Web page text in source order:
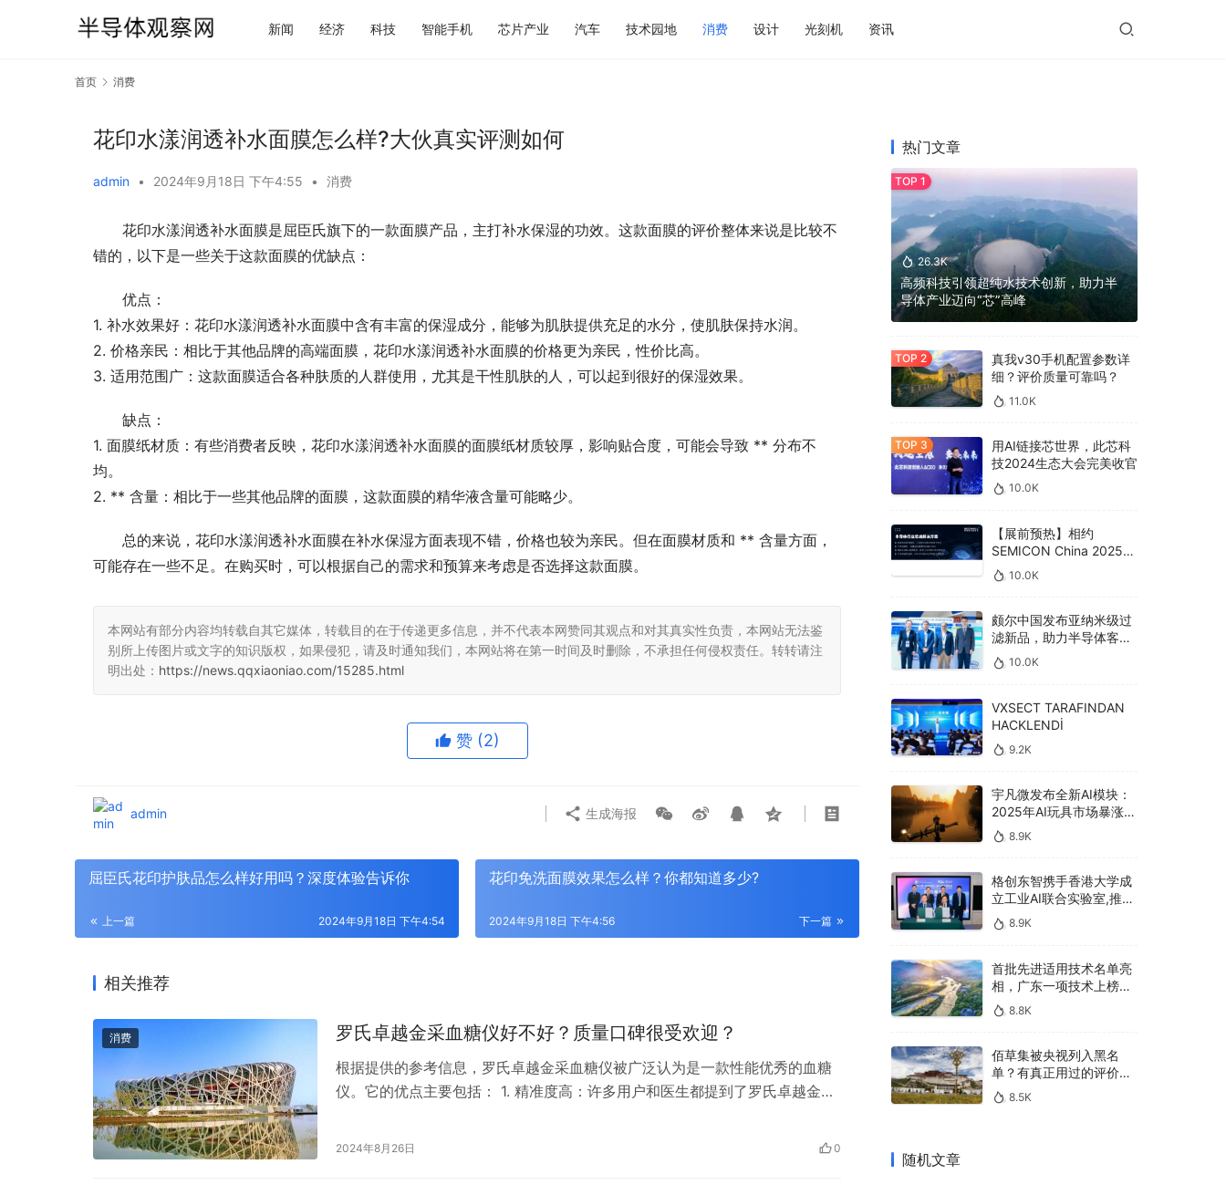
新闻 经济 科技 智能手机 芯片产业 汽车 技术园地 消费 设计 光刻机 资讯
首页 消费
花印水漾润透补水面膜怎么样?大伙真实评测如何
admin • 2024年9月18日 下午4:55 • 消费
花印水漾润透补水面膜是屈臣氏旗下的一款面膜产品，主打补水保湿的功效。这款面膜的评价整体来说是比较不
错的，以下是一些关于这款面膜的优缺点：
优点：
1. 补水效果好：花印水漾润透补水面膜中含有丰富的保湿成分，能够为肌肤提供充足的水分，使肌肤保持水润。
2. 价格亲民：相比于其他品牌的高端面膜，花印水漾润透补水面膜的价格更为亲民，性价比高。
3. 适用范围广：这款面膜适合各种肤质的人群使用，尤其是干性肌肤的人，可以起到很好的保湿效果。
缺点：
1. 面膜纸材质：有些消费者反映，花印水漾润透补水面膜的面膜纸材质较厚，影响贴合度，可能会导致 ** 分布不
均。
2. ** 含量：相比于一些其他品牌的面膜，这款面膜的精华液含量可能略少。
总的来说，花印水漾润透补水面膜在补水保湿方面表现不错，价格也较为亲民。但在面膜材质和 ** 含量方面，
可能存在一些不足。在购买时，可以根据自己的需求和预算来考虑是否选择这款面膜。
本网站有部分内容均转载自其它媒体，转载目的在于传递更多信息，并不代表本网赞同其观点和对其真实性负责，本网站无法鉴
别所上传图片或文字的知识版权，如果侵犯，请及时通知我们，本网站将在第一时间及时删除，不承担任何侵权责任。转转请注
明出处： https://news.qqxiaoniao.com/15285.html
赞 (2)
admin 生成海报
屈臣氏花印护肤品怎么样好用吗？深度体验告诉你
上一篇 2024年9月18日 下午4:54
花印免洗面膜效果怎么样？你都知道多少?
下一篇
2024年9月18日 下午4:56
相关推荐
消费 罗氏卓越金采血糖仪好不好？质量口碑很受欢迎？
根据提供的参考信息，罗氏卓越金采血糖仪被广泛认为是一款性能优秀的血糖
仪。它的优点主要包括： 1. 精准度高：许多用户和医生都提到了罗氏卓越金采
使用方便：该血糖仪只需很少的采血量（0.6微升），且5秒内即可出结果，为
2024年8月26日 0
热门文章
26.3K
高频科技引领超纯水技术创新，助力半
导体产业迈向“芯”高峰
真我v30手机配置参数详
细？评价质量可靠吗？
11.0K
用AI链接芯世界，此芯科
技2024生态大会完美收官
10.0K
【展前预热】相约
SEMICON China 2025，
德克威尔总线解决方案革
新助力半导体设备高效升
10.0K
颇尔中国发布亚纳米级过
滤新品，助力半导体客户
良率提升
10.0K
VXSECT TARAFINDAN
HACKLENDİ
9.2K
宇凡微发布全新AI模块：
2025年AI玩具市场暴涨
400亿，90%传统厂商的
生死战即将打响
8.9K
格创东智携手香港大学成
立工业AI联合实验室,推进
AMHS智能物料搬运调度
系统研发
8.9K
首批先进适用技术名单亮
相，广东一项技术上榜，
有何独特之处？
8.8K
佰草集被央视列入黑名
单？有真正用过的评价
吗？8.5K
随机文章